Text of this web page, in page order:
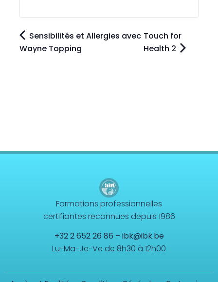
Sensibilités et Allergies avec
Wayne Topping
Touch for
Health 2
Formations professionnelles
certifiantes reconnues depuis 1986
+32 2 652 26 86 – ibk@ibk.be
Lu-Ma-Je-Ve de 8h30 à 12h00